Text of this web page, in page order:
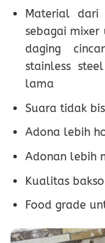
Material dari
sebagai
daging
stainless
lama
Suara tidak
Adona lebih
Adonan lebih
Kualitas
Food grade